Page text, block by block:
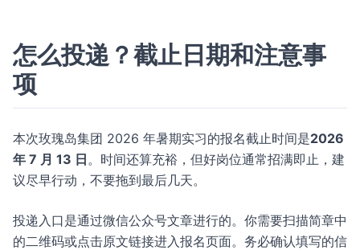
怎么投递？截止日期和注意事
项
本次玫瑰岛集团 2026 年暑期实习的报名截止时间是2026
年 7 月 13 日。时间还算充裕，但好岗位通常招满即止，建
议尽早行动，不要拖到最后几天。
投递入口是通过微信公众号文章进行的。你需要扫描简章中
的二维码或点击原文链接进入报名页面。务必确认填写的信